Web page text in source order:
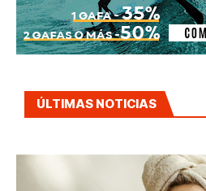
ÚLTIMAS NOTICIAS